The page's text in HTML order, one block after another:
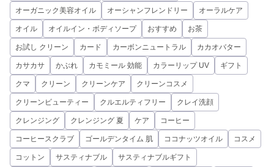
オーガニック美容オイル オーシャンフレンドリー オーラルケア
オイル オイルイン・ボディソープ おすすめ お茶
お試し クリーン カード カーボンニュートラル カカオバター
カサカサ かぶれ カモミール 効能 カラーリップ UV ギフト
クマ クリーン クリーンケア クリーンコスメ
クリーンビューティー クルエルティフリー クレイ洗顔
クレンジング クレンジング 夏 ケア コーヒー
コーヒースクラブ ゴールデンタイム 肌 ココナッツオイル コスメ
コットン サスティナブル サスティナブルギフト